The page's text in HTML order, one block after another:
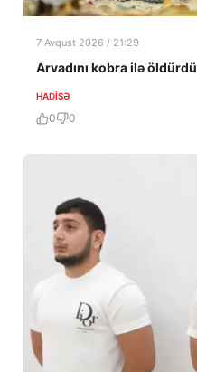
7 Avqust 2026 / 21:29
Arvadını kobra ilə öldürdü
HADISƏ
0 0